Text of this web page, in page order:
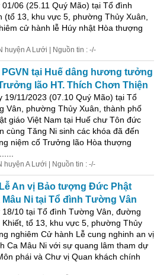
01/06 (25.11 Quý Mão) tại Tổ đình
(tổ 13, khu vực 5, phường Thủy Xuân
cử hành lễ Húy nhật Hòa thượng
huyện A Lưới | Nguồn tin : -/-
PGVN tại Huế dâng hương tưởng
lão HT. Thích Chơn Thiện
19/11/2023 (07.10 Quý Mão) tại Tổ
Vân, phường Thủy Xuân thành phố
giáo Việt Nam tại Huế chư Tôn đức
cùng Tăng Ni sinh các khóa đã đến
niệm cố Trưởng lão Hòa thượng
huyện A Lưới | Nguồn tin : -/-
An vị Bảo tượng Đức Phật
Mâu Ni tại Tổ đình Tường Vân
18/10 tại Tổ đình Tường Vân, đường
tổ 13, khu vực 5, phường Thủy
nghiêm Cử hành Lễ cung nghinh an vị
Ca Mâu Ni với sự quang lâm tham dự
phái và Chư vị Quan khách chính